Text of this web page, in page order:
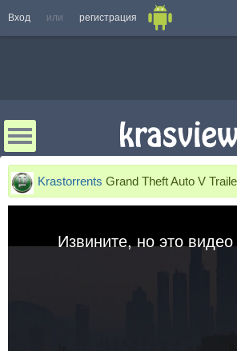
Вход или регистрация
Krastorrents Grand Theft Auto V
Извините, но это видео